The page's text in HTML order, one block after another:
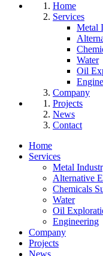
Home
Services
Metal
Water
Oil
Company
Projects
News
Contact
Home
Services
Metal
Alternative
Chemicals
Water
Oil
Engineering
Company
Projects